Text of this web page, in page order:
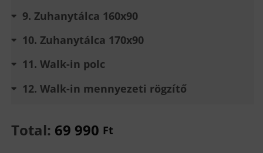
9 Zuhanytálca 160x90
10 Zuhanytálca 170x90
11 Walk-in polc
12 Walk-in mennyezeti rögzítő
Total: 69 990 Ft